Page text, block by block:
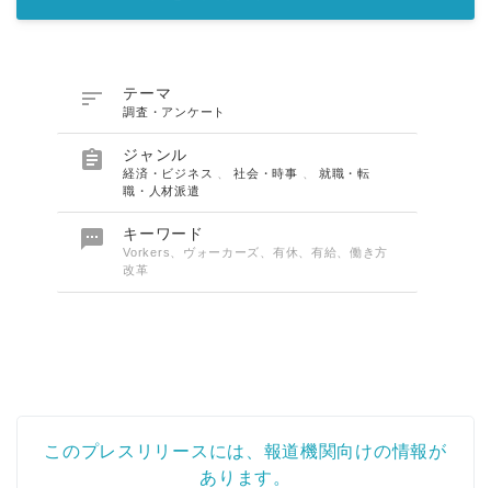
 テーマ
調査・アンケート
 ジャンル
経済・ビジネス 、社会・時事
就職・転
職・人材派遣
 キーワード
Vorkers、ヴォーカーズ、有休、有給、働き方
改革
このプレスリリースには、報道機関向けの情報が
あります。